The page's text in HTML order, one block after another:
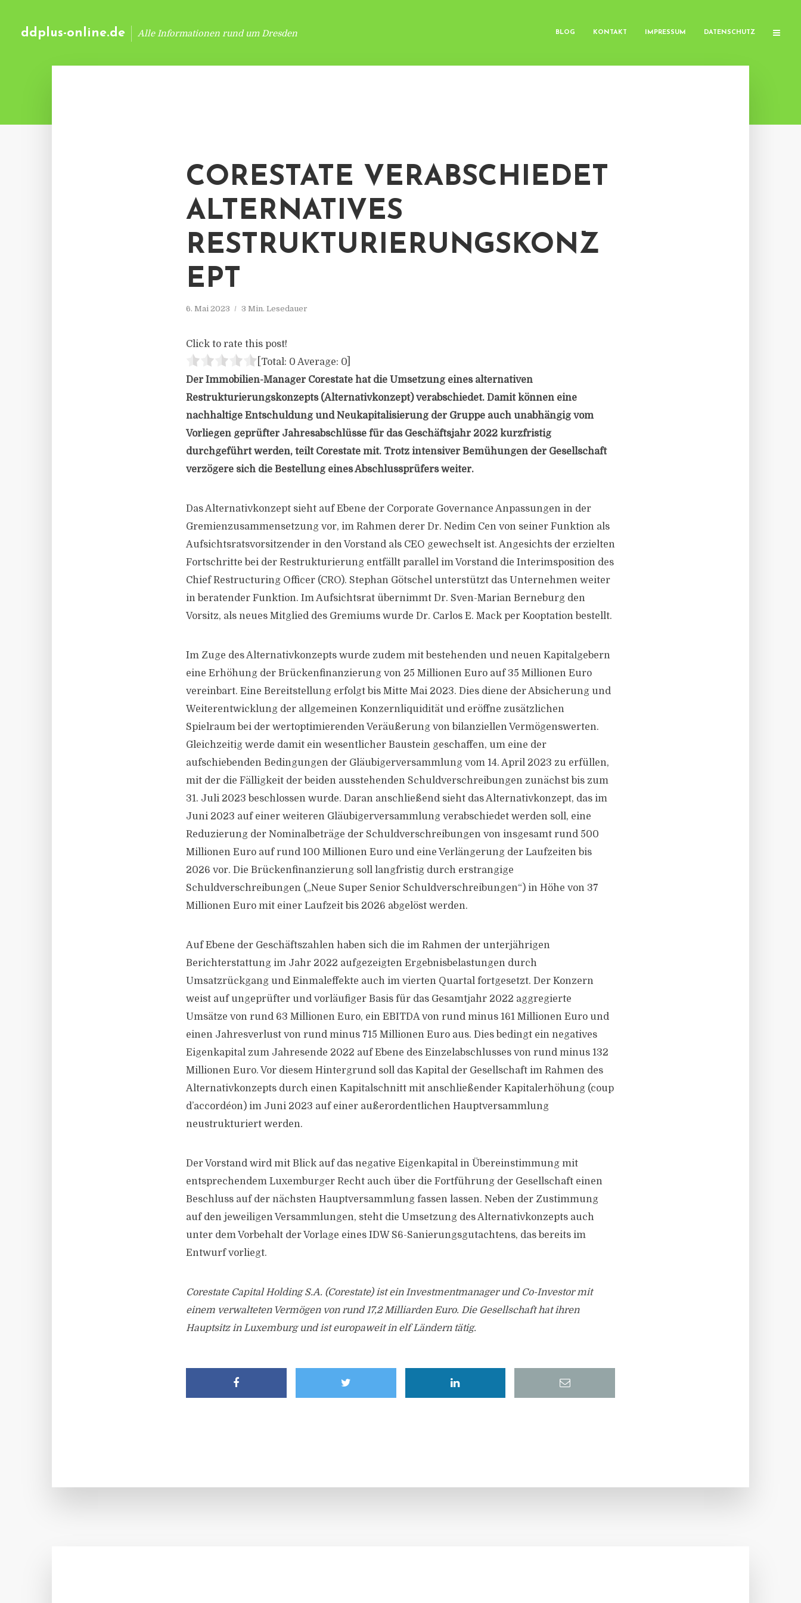
ddplus-online.de Alle Informationen rund um Dresden BLOG KONTAKT IMPRESSUM DATENSCHUTZ
CORESTATE VERABSCHIEDET
ALTERNATIVES
RESTRUKTURIERUNGSKONZ
EPT
6. Mai 2023 3 Min. Lesedauer
Click to rate this post!
[Total: 0 Average: 0
Der Immobilien-Manager Corestate hat die Umsetzung eines alternativen
Restrukturierungskonzepts (Alternativkonzept) verabschiedet. Damit können eine
nachhaltige Entschuldung und Neukapitalisierung der Gruppe auch unabhängig vom
Vorliegen geprüfter Jahresabschlüsse für das Geschäftsjahr 2022 kurzfristig
durchgeführt werden, teilt Corestate mit. Trotz intensiver Bemühungen der Gesellschaft
verzögere sich die Bestellung eines Abschlussprüfers weiter.
Das Alternativkonzept sieht auf Ebene der Corporate Governance Anpassungen in der
Gremienzusammensetzung vor, im Rahmen derer Dr. Nedim Cen von seiner Funktion als
Aufsichtsratsvorsitzender in den Vorstand als CEO gewechselt ist. Angesichts der erzielten
Fortschritte bei der Restrukturierung entfällt parallel im Vorstand die Interimsposition des
Chief Restructuring Officer (CRO). Stephan Götschel unterstützt das Unternehmen weiter
in beratender Funktion. Im Aufsichtsrat übernimmt Dr. Sven-Marian Berneburg den
Vorsitz, als neues Mitglied des Gremiums wurde Dr. Carlos E. Mack per Kooptation bestellt.
Im Zuge des Alternativkonzepts wurde zudem mit bestehenden und neuen Kapitalgebern
eine Erhöhung der Brückenfinanzierung von 25 Millionen Euro auf 35 Millionen Euro
vereinbart. Eine Bereitstellung erfolgt bis Mitte Mai 2023. Dies diene der Absicherung und
Weiterentwicklung der allgemeinen Konzernliquidität und eröffne zusätzlichen
Spielraum bei der wertoptimierenden Veräußerung von bilanziellen Vermögenswerten.
Gleichzeitig werde damit ein wesentlicher Baustein geschaffen, um eine der
aufschiebenden Bedingungen der Gläubigerversammlung vom 14. April 2023 zu erfüllen,
mit der die Fälligkeit der beiden ausstehenden Schuldverschreibungen zunächst bis zum
31. Juli 2023 beschlossen wurde. Daran anschließend sieht das Alternativkonzept, das im
Juni 2023 auf einer weiteren Gläubigerversammlung verabschiedet werden soll, eine
Reduzierung der Nominalbeträge der Schuldverschreibungen von insgesamt rund 500
Millionen Euro auf rund 100 Millionen Euro und eine Verlängerung der Laufzeiten bis
2026 vor. Die Brückenfinanzierung soll langfristig durch erstrangige
Schuldverschreibungen („Neue Super Senior Schuldverschreibungen“) in Höhe von 37
Millionen Euro mit einer Laufzeit bis 2026 abgelöst werden.
Auf Ebene der Geschäftszahlen haben sich die im Rahmen der unterjährigen
Berichterstattung im Jahr 2022 aufgezeigten Ergebnisbelastungen durch
Umsatzrückgang und Einmaleffekte auch im vierten Quartal fortgesetzt. Der Konzern
weist auf ungeprüfter und vorläufiger Basis für das Gesamtjahr 2022 aggregierte
Umsätze von rund 63 Millionen Euro, ein EBITDA von rund minus 161 Millionen Euro und
einen Jahresverlust von rund minus 715 Millionen Euro aus. Dies bedingt ein negatives
Eigenkapital zum Jahresende 2022 auf Ebene des Einzelabschlusses von rund minus 132
Millionen Euro. Vor diesem Hintergrund soll das Kapital der Gesellschaft im Rahmen des
Alternativkonzepts durch einen Kapitalschnitt mit anschließender Kapitalerhöhung (coup
d’accordéon) im Juni 2023 auf einer außerordentlichen Hauptversammlung
neustrukturiert werden.
Der Vorstand wird mit Blick auf das negative Eigenkapital in Übereinstimmung mit
entsprechendem Luxemburger Recht auch über die Fortführung der Gesellschaft einen
Beschluss auf der nächsten Hauptversammlung fassen lassen. Neben der Zustimmung
auf den jeweiligen Versammlungen, steht die Umsetzung des Alternativkonzepts auch
unter dem Vorbehalt der Vorlage eines IDW S6-Sanierungsgutachtens, das bereits im
Entwurf vorliegt.
Corestate Capital Holding S.A. (Corestate) ist ein Investmentmanager und Co-Investor mit
einem verwalteten Vermögen von rund 17,2 Milliarden Euro. Die Gesellschaft hat ihren
Hauptsitz in Luxemburg und ist europaweit in elf Ländern tätig.